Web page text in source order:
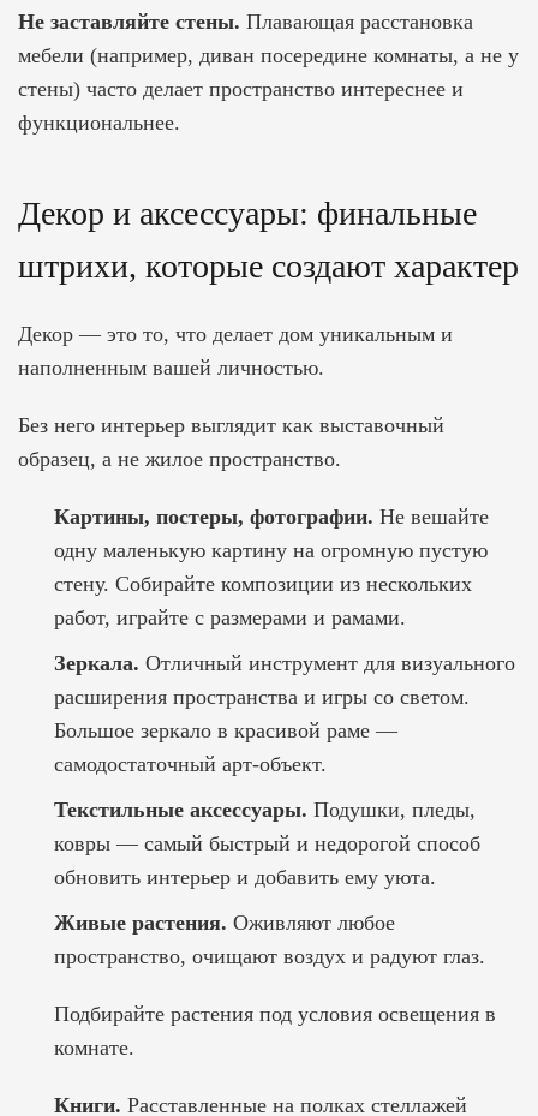
Не заставляйте стены. Плавающая расстановка
мебели (например, диван посередине комнаты, а не у
стены) часто делает пространство интереснее и
функциональнее.
Декор и аксессуары: финальные
штрихи, которые создают характер
Декор — это то, что делает дом уникальным и
наполненным вашей личностью.
Без него интерьер выглядит как выставочный
образец, а не жилое пространство.
Картины, постеры, фотографии. Не вешайте
одну маленькую картину на огромную пустую
стену. Собирайте композиции из нескольких
работ, играйте с размерами и рамами.
Зеркала. Отличный инструмент для визуального
расширения пространства и игры со светом.
Большое зеркало в красивой раме —
самодостаточный арт-объект.
Текстильные аксессуары. Подушки, пледы,
ковры — самый быстрый и недорогой способ
обновить интерьер и добавить ему уюта.
Живые растения. Оживляют любое
пространство, очищают воздух и радуют глаз.
Подбирайте растения под условия освещения в
комнате.
Книги. Расставленные на полках стеллажей